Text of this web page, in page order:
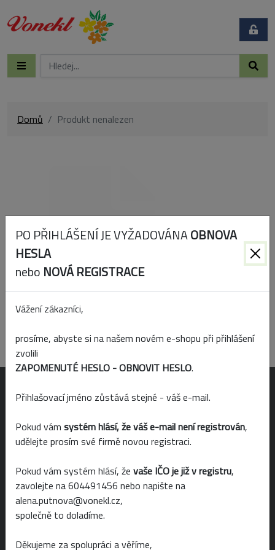
Domů Produkt nenalezen
Produkt nenalezen
OTEVÍRACÍ DOBA
Po-Pá 6:00 - 19:00
Ne 8:00 - 14:00
NAKUPOVÁNÍ
PO PŘIHLÁŠENÍ JE VYŽADOVÁNAOBNOVA
HESLA
nebo NOVÁ REGISTRACE
Vážení zákazníci,
prosíme, abyste si na našem novém e-shopu při přihlášení
zvolili
ZAPOMENUTÉ HESLO - OBNOVIT HESLO.
Přihlašovací jméno zůstává stejné - váš e-mail.
Pokud vám systém hlásí, že váš e-mail není registrován,
udělejte prosím své firmě novou registraci.
Pokud vám systém hlásí, že vaše IČO je již v registru,
zavolejte na 604491456 nebo napište na
alena.putnova@vonekl.cz,
společně to doladíme.
Děkujeme za spolupráci a věříme,